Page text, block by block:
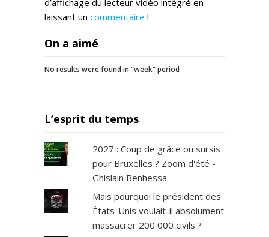
s
e
z
d
d’affichage du lecteur vidéo intégré en
laissant un commentaire !
On a aimé
No results were found in "week" period
L’esprit du temps
2027 : Coup de grâce ou sursis
pour Bruxelles ? Zoom d'été -
Ghislain Benhessa
Mais pourquoi le président des
États-Unis voulait-il absolument
massacrer 200 000 civils ?